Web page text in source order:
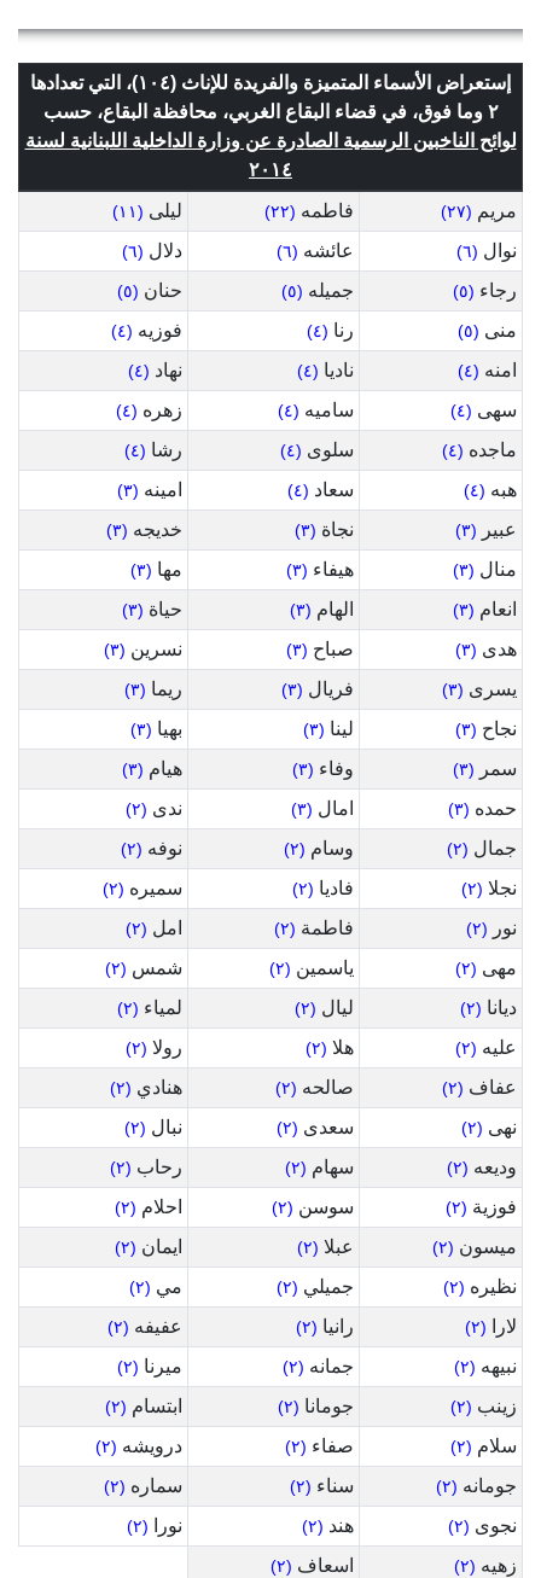
إستعراض الأسماء المتميزة والفريدة للإناث (١٠٤)، التي تعدادها
٢ وما فوق، في قضاء البقاع الغربي، محافظة البقاع، حسب
لوائح الناخبين الرسمية الصادرة عن وزارة الداخلية اللبنانية لسنة
٢٠١٤
مريم (٢٧) فاطمه (٢٢) ليلى (١١)
نوال (٦) عائشه (٦) دلال (٦)
رجاء (٥) جميله (٥) حنان (٥)
منى (٥) رنا (٤) فوزيه (٤)
امنه (٤) ناديا (٤) نهاد (٤)
سهى (٤) ساميه (٤) زهره (٤)
ماجده (٤) سلوى (٤) رشا (٤)
هبه (٤) سعاد (٤) امينه (٣)
عبير (٣) نجاة (٣) خديجه (٣)
منال (٣) هيفاء (٣) مها (٣)
انعام (٣) الهام (٣) حياة (٣)
هدى (٣) صباح (٣) نسرين (٣)
يسرى (٣) فريال (٣) ريما (٣)
نجاح (٣) لينا (٣) بهيا (٣)
سمر (٣) وفاء (٣) هيام (٣)
حمده (٣) امال (٣) ندى (٢)
جمال (٢) وسام (٢) نوفه (٢)
نجلا (٢) فاديا (٢) سميره (٢)
نور (٢) فاطمة (٢) امل (٢)
مهى (٢) ياسمين (٢) شمس (٢)
ديانا (٢) ليال (٢) لمياء (٢)
عليه (٢) هلا (٢) رولا (٢)
عفاف (٢) صالحه (٢) هنادي (٢)
نهى (٢) سعدى (٢) نبال (٢)
وديعه (٢) سهام (٢) رحاب (٢)
فوزية (٢) سوسن (٢) احلام (٢)
ميسون (٢) عبلا (٢) ايمان (٢)
نظيره (٢) جميلي (٢) مي (٢)
لارا (٢) رانيا (٢) عفيفه (٢)
نبيهه (٢) جمانه (٢) ميرنا (٢)
زينب (٢) جومانا (٢) ابتسام (٢)
سلام (٢) صفاء (٢) درويشه (٢)
جومانه (٢) سناء (٢) سماره (٢)
نجوى (٢) هند (٢) نورا (٢)
زهيه (٢) اسعاف (٢)